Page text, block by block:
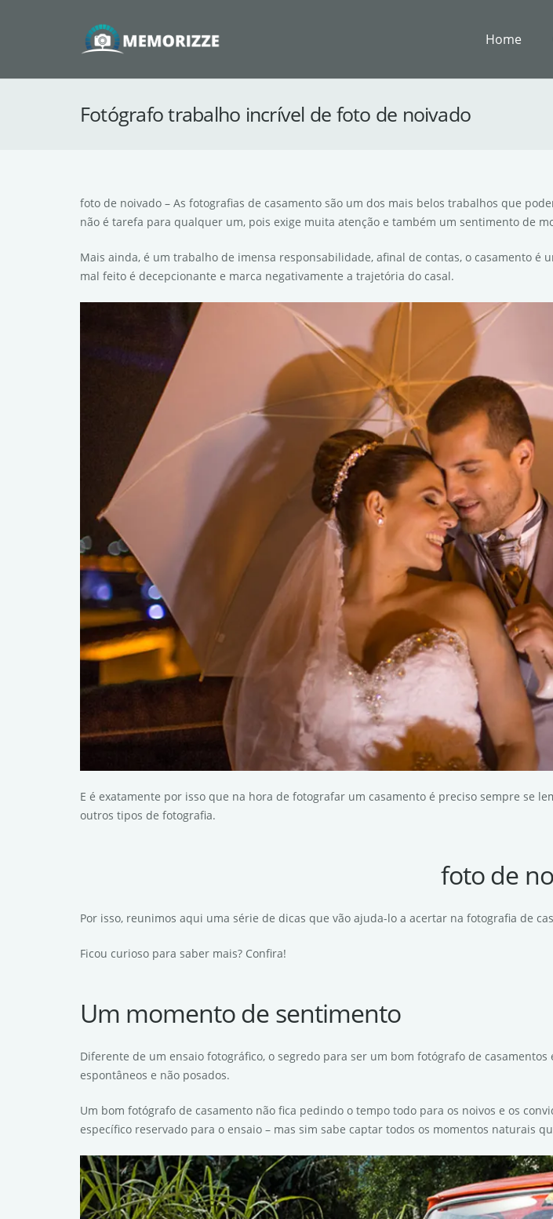
Home
Fotógrafo trabalho incrível de foto de noivado
foto de noivado – As fotografias de casamento são um dos mais belos trabalhos que
não é tarefa para qualquer um, pois exige muita atenção e também um sentimento de
Mais ainda, é um trabalho de imensa responsabilidade, afinal de contas, o casamento
mal feito é decepcionante e marca negativamente a trajetória do casal.
E é exatamente por isso que na hora de fotografar um casamento é preciso sempre se
outros tipos de fotografia.
foto de
Por isso, reunimos aqui uma série de dicas que vão ajuda-lo a acertar na fotografia de
Ficou curioso para saber mais? Confira!
Um momento de sentimento
Diferente de um ensaio fotográfico, o segredo para ser um bom fotógrafo de
espontâneos e não posados.
Um bom fotógrafo de casamento não fica pedindo o tempo todo para os noivos e os
específico reservado para o ensaio – mas sim sabe captar todos os momentos naturais